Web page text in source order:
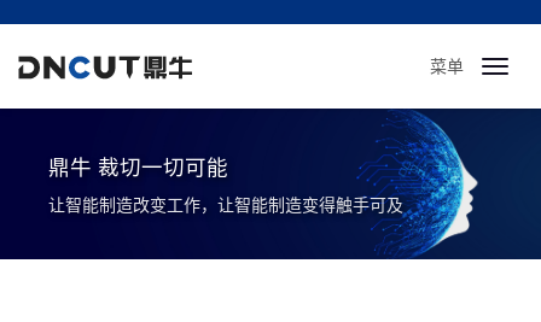
菜单
鼎牛 裁切一切可能
让智能制造改变工作，让智能制造变得触手可及